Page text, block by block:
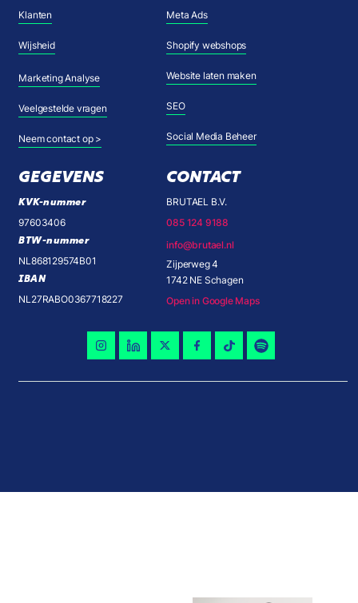
Klanten
Wijsheid
Marketing Analyse
Veelgestelde vragen
Neem contact op >
Meta Ads
Shopify webshops
Website laten maken
SEO
Social Media Beheer
GEGEVENS
KVK-nummer
97603406
BTW-nummer
NL868129574B01
IBAN
NL27RABO0367718227
CONTACT
BRUTAEL B.V.
085 124 9188
info@brutael.nl
Zijperweg 4
1742 NE Schagen
Open in Google Maps